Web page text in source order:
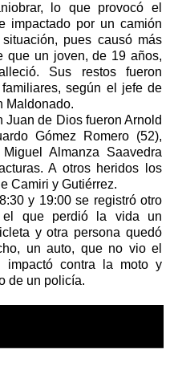
lo que provocó el
impactado por un camión
pues causó más
que un joven, de 19 años,
Sus restos fueron
según el jefe de
Maldonado.
Juan de Dios fueron Arnold
Gómez Romero (52),
Almanza Saavedra
A otros heridos los
Camiri y Gutiérrez.
y 19:00 se registró otro
el que perdió la vida un
y otra persona quedó
un auto, que no vio el
impactó contra la moto y
de un policía.